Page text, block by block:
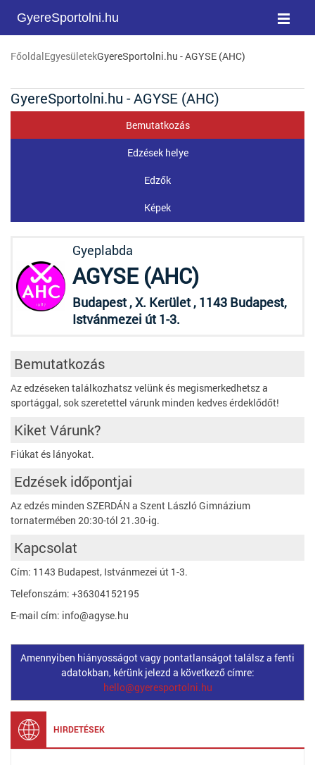
GyereSportolni.hu
FőoldalEgyesületekGyereSportolni.hu - AGYSE (AHC)
GyereSportolni.hu - AGYSE (AHC)
Bemutatkozás
Edzések helye
Edzők
Képek
Gyeplabda
AGYSE (AHC)
Budapest , X. Kerület , 1143 Budapest,
Istvánmezei út 1-3.
Bemutatkozás
Az edzéseken találkozhatsz velünk és megismerkedhetsz a
sportággal, sok szeretettel várunk minden kedves érdeklődőt!
Kiket Várunk?
Fiúkat és lányokat.
Edzések időpontjai
Az edzés minden SZERDÁN a Szent László Gimnázium
tornatermében 20:30-tól 21.30-ig.
Kapcsolat
Cím: 1143 Budapest, Istvánmezei út 1-3.
Telefonszám: +36304152195
E-mail cím: info@agyse.hu
Amennyiben hiányosságot vagy pontatlanságot találsz a fenti
adatokban, kérünk jelezd a következő címre:
hello@gyeresportolni.hu
HIRDETÉSEK